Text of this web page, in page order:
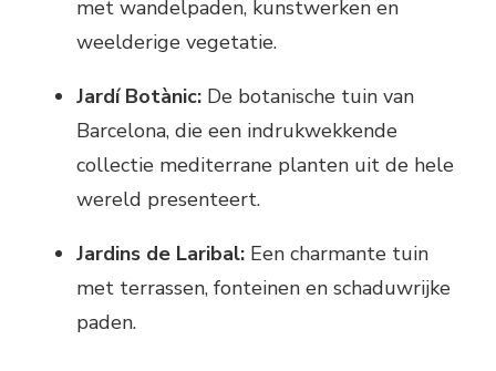
met wandelpaden, kunstwerken en
weelderige vegetatie.
Jardí Botànic: De botanische tuin van
Barcelona, die een indrukwekkende
collectie mediterrane planten uit de hele
wereld presenteert.
Jardins de Laribal: Een charmante tuin
met terrassen, fonteinen en schaduwrijke
paden.